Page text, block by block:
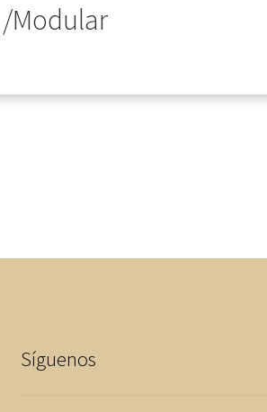
/Modular
Síguenos